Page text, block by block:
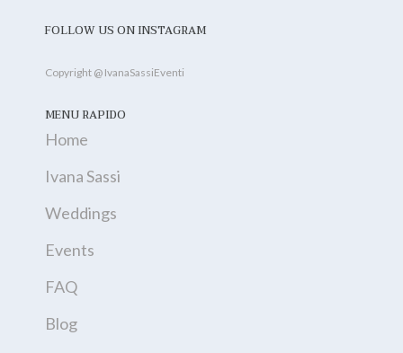
FOLLOW US ON INSTAGRAM
Copyright @ IvanaSassiEventi
MENU RAPIDO
Home
Ivana Sassi
Weddings
Events
FAQ
Blog